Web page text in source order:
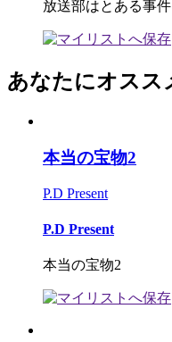
放送部はとある事
あなたにオスス
本当の宝物2
P.D Present
P.D Present
本当の宝物2